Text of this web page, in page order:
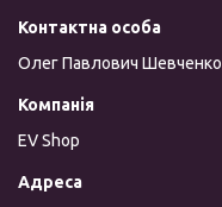
Олег Павлович Шевченко
EV Shop